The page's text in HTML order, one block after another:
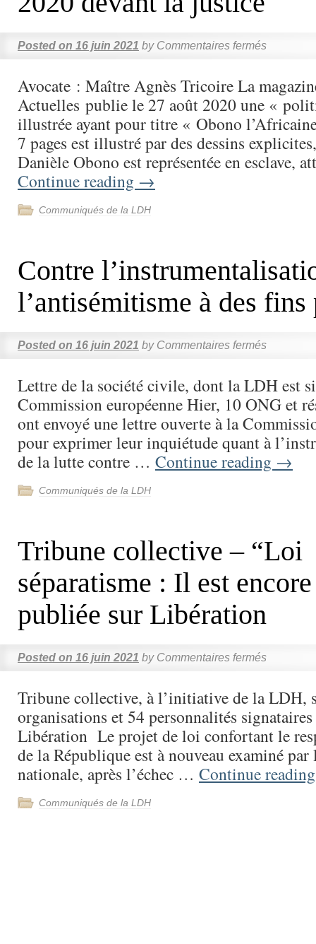
Posted on 16 juin 2021 by Commentaires fermés
Avocate : Maître Agnès Tricoire La
Actuelles publie le 27 août 2020 une «
illustrée ayant pour titre « Obono
7 pages est illustré par des dessins
Danièle Obono est représentée en esclave,
Continue reading →
Communiqués de la LDH
Contre
l’antisémitisme à des
Posted on 16 juin 2021 by Commentaires fermés
Lettre de la société civile, dont la LDH est
Commission européenne Hier, 10 ONG et
ont envoyé une lettre ouverte à la
pour exprimer leur inquiétude quant à
de la lutte contre … Continue reading →
Communiqués de la LDH
Tribune collective – “Loi
séparatisme : Il est
publiée sur Libération
Posted on 16 juin 2021 by Commentaires fermés
Tribune collective, à l’initiative de la LDH,
organisations et 54 personnalités
Libération Le projet de loi confortant le
de la République est à nouveau examiné par
nationale, après l’échec … Continue
Communiqués de la LDH